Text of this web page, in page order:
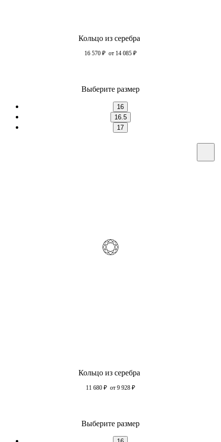
Кольцо из серебра
16 570 ₽ от 14 085 ₽
Выберите размер
16
16.5
17
Кольцо из серебра
11 680 ₽ от 9 928 ₽
Выберите размер